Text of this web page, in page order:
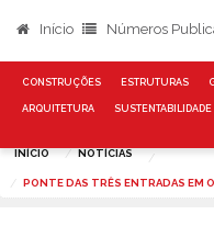
Início Números
CONSTRUÇÕES ESTRUTURAS
ARQUITETURA SUSTENTABILIDADE
INÍCIO NOTÍCIAS
PONTE DAS TRÊS ENTRADAS EM